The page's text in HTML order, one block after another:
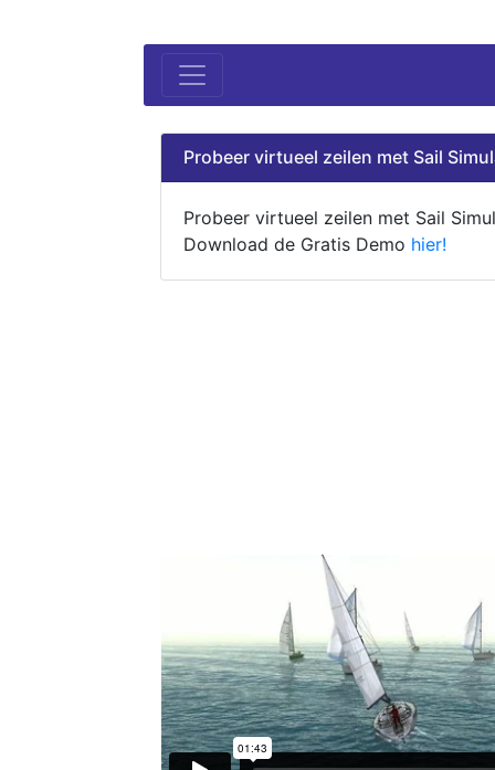
Probeer virtueel zeilen met Sail
Probeer virtueel zeilen met Sail
Download de Gratis Demo hier!